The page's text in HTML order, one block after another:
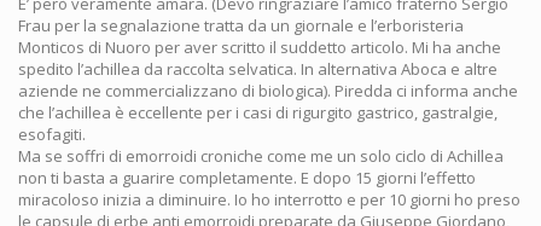
Frau per la segnalazione tratta da un giornale e l’erboristeria
Monticos di Nuoro per aver scritto il suddetto articolo. Mi ha anche
spedito l’achillea da raccolta selvatica. In alternativa Aboca e altre
aziende ne commercializzano di biologica). Piredda ci informa anche
che l’achillea è eccellente per i casi di rigurgito gastrico, gastralgie,
esofagiti.
Ma se soffri di emorroidi croniche come me un solo ciclo di Achillea
non ti basta a guarire completamente. E dopo 15 giorni l’effetto
miracoloso inizia a diminuire. Io ho interrotto e per 10 giorni ho preso
le capsule di erbe anti emorroidi preparate da Giuseppe Giordano,